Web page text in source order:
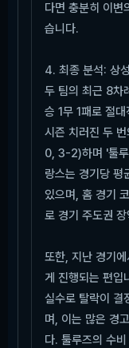
다면 충분히 이변
습니다.
4. 최종 분석: 상
두 팀의 최근 8차
승 1무 1패로 절
시즌 치러진 두
0, 3-2)하며 '툴루
랑스는 경기당 평
있으며, 홈 경기
로 경기 주도권
또한, 지난 경기
게 진행되는 편입
실수로 탈락이 결
며, 이는 많은 경
다. 툴루즈의 수